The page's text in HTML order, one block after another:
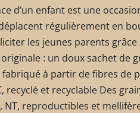
d’un enfant est une
régulièrement en
les jeunes parents
: un doux sachet de
à partir de fibres de
recyclé et recyclable Des
NT, reproductibles et